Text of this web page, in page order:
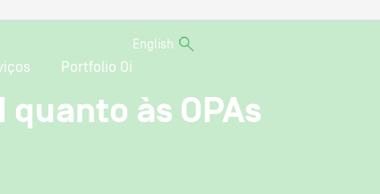
English
Portfolio Oi
às OPAs